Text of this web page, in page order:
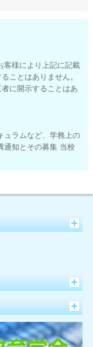
客様により上記に記載
ことはありません。
に開示することはあ
ュラムなど、学務上の
通知とその募集 当校